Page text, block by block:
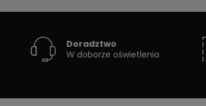
Doradztwo
W doborze oświetlenia